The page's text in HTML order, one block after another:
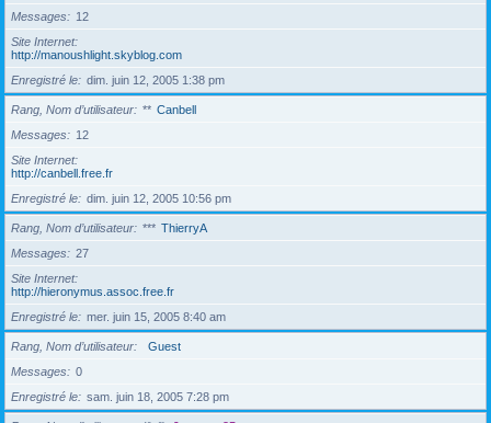
Messages
12
Site Internet
http://manoushlight.skyblog.com
Enregistré le
dim. juin 12, 2005 1:38 pm
Rang, Nom d’utilisateur ** Canbell
Messages
12
Site Internet
http://canbell.free.fr
Enregistré le
dim. juin 12, 2005 10:56 pm
Rang, Nom d’utilisateur *** ThierryA
Messages
27
Site Internet
http://hieronymus.assoc.free.fr
Enregistré le
mer. juin 15, 2005 8:40 am
Rang, Nom d’utilisateur
Guest
Messages
0
Enregistré le
sam. juin 18, 2005 7:28 pm